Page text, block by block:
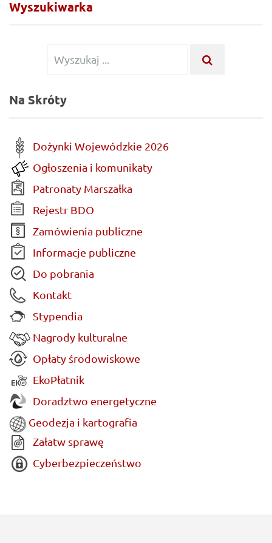
Wyszukiwarka
Wyszukiwanie
Na Skróty
Dożynki Wojewódzkie 2026
Ogłoszenia i komunikaty
Patronaty Marszałka
Rejestr BDO
Zamówienia publiczne
Informacje publiczne
Do pobrania
Kontakt
Stypendia
Nagrody kulturalne
Opłaty środowiskowe
EkoPłatnik
Doradztwo energetyczne
Geodezja i kartografia
Załatw sprawę
Cyberbezpieczeństwo